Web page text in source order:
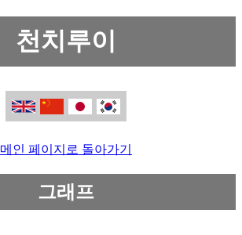
천치루이
메인 페이지로 돌아가기
그래프